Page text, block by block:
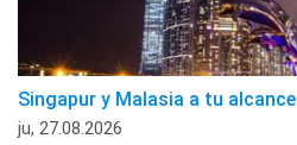
Singapur y Malasia a tu alcance
ju, 27.08.2026